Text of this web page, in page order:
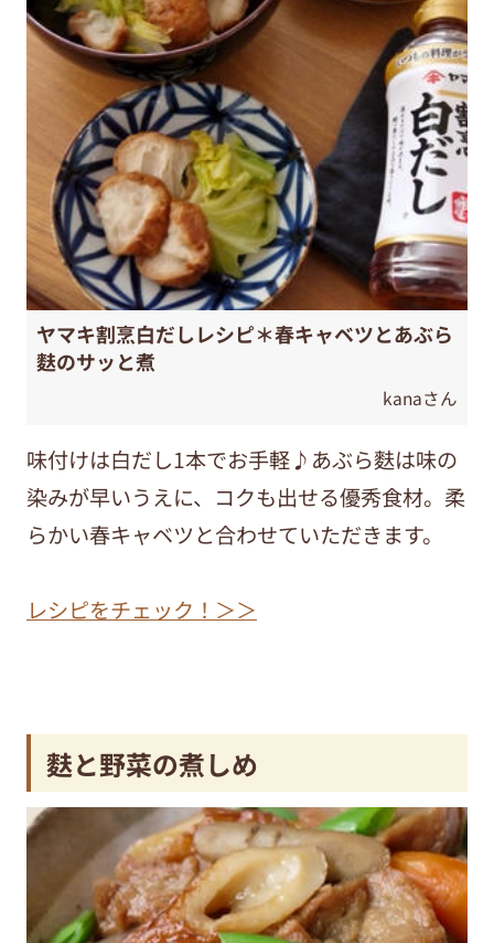
ヤマキ割烹白だしレシピ＊春キャベツとあぶら
麩のサッと煮
kanaさん
味付けは白だし1本でお手軽♪あぶら麩は味の
染みが早いうえに、コクも出せる優秀食材。柔
らかい春キャベツと合わせていただきます。
レシピをチェック！＞＞
麩と野菜の煮しめ